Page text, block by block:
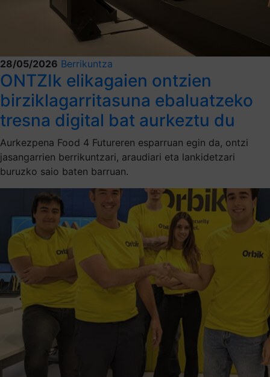
28/05/2026 Berrikuntza
ONTZIk elikagaien ontzien
birziklagarritasuna ebaluatzeko
tresna digital bat aurkeztu du
Aurkezpena Food 4 Futureren esparruan egin da, ontzi
jasangarrien berrikuntzari, araudiari eta lankidetzari
buruzko saio baten barruan.